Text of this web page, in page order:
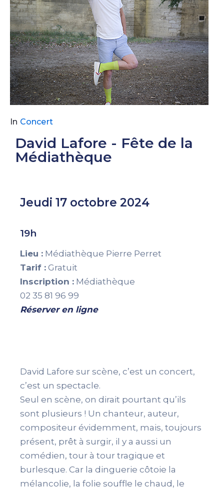
In Concert
David Lafore - Fête de la
Médiathèque
Jeudi 17 octobre 2024
19h
Lieu : Médiathèque Pierre Perret
Tarif : Gratuit
Inscription : Médiathèque
02 35 81 96 99
Réserver en ligne
David Lafore sur scène, c’est un concert,
c’est un spectacle.
Seul en scène, on dirait pourtant qu’ils
sont plusieurs ! Un chanteur, auteur,
compositeur évidemment, mais, toujours
présent, prêt à surgir, il y a aussi un
comédien, tour à tour tragique et
burlesque. Car la dinguerie côtoie la
mélancolie, la folie souffle le chaud, le